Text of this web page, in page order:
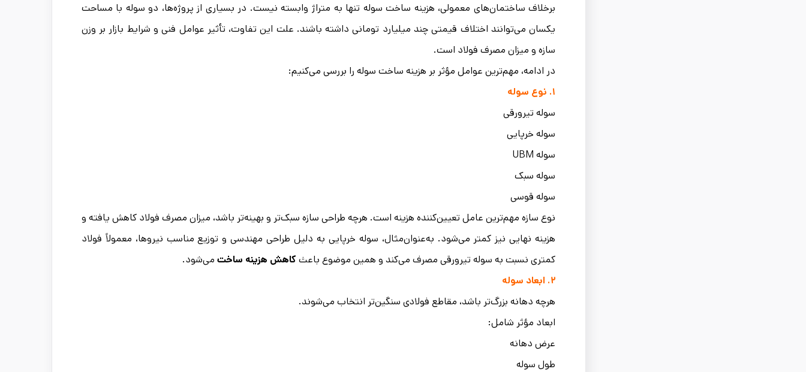
برخلاف ساختمان‌های معمولی، هزینه ساخت سوله تنها به متراژ وابسته نیست. در بسیاری از پروژه‌ها، دو سوله با مساحت
یکسان می‌توانند اختلاف قیمتی چند میلیارد تومانی داشته باشند. علت این تفاوت، تأثیر عوامل فنی و شرایط بازار بر وزن
سازه و میزان مصرف فولاد است.
در ادامه، مهم‌ترین عوامل مؤثر بر هزینه ساخت سوله را بررسی می‌کنیم:
۱. نوع سوله
سوله تیرورقی
سوله خرپایی
سوله UBM
سوله سبک
سوله قوسی
نوع سازه مهم‌ترین عامل تعیین‌کننده هزینه است. هرچه طراحی سازه سبک‌تر و بهینه‌تر باشد، میزان مصرف فولاد کاهش یافته و
هزینه نهایی نیز کمتر می‌شود. به‌عنوان‌مثال، سوله خرپایی به دلیل طراحی مهندسی و توزیع مناسب نیروها، معمولاً فولاد
کمتری نسبت به سوله تیرورقی مصرف می‌کند و همین موضوع باعث کاهش هزینه ساختمی‌شود.
۲. ابعاد سوله
هرچه دهانه بزرگ‌تر باشد، مقاطع فولادی سنگین‌تر انتخاب می‌شوند.
ابعاد مؤثر شامل:
عرض دهانه
طول سوله